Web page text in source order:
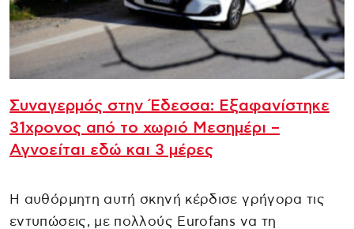
Συναγερμός στην Έδεσσα: Εξαφανίστηκε
31χρονος από το χωριό Μεσημέρι –
Αγνοείται εδώ και 3 μέρες
Η αυθόρμητη αυτή σκηνή κέρδισε γρήγορα τις
εντυπώσεις, με πολλούς Eurofans να τη